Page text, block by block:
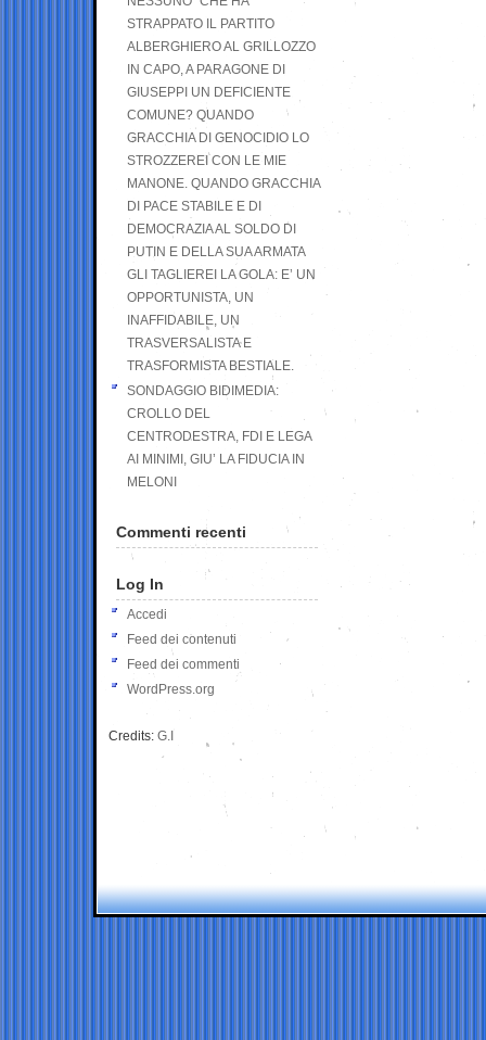
STRAPPATO IL PARTITO
ALBERGHIERO AL GRILLOZZO
IN CAPO, A PARAGONE DI
GIUSEPPI UN DEFICIENTE
COMUNE? QUANDO
GRACCHIA DI GENOCIDIO LO
STROZZEREI CON LE MIE
MANONE. QUANDO GRACCHIA
DI PACE STABILE E DI
DEMOCRAZIA AL SOLDO DI
PUTIN E DELLA SUA ARMATA
GLI TAGLIEREI LA GOLA: E’ UN
OPPORTUNISTA, UN
INAFFIDABILE, UN
TRASVERSALISTA E
TRASFORMISTA BESTIALE.
SONDAGGIO BIDIMEDIA:
CROLLO DEL
CENTRODESTRA, FDI E LEGA
AI MINIMI, GIU’ LA FIDUCIA IN
MELONI
Commenti recenti
Log In
Accedi
Feed dei contenuti
Feed dei commenti
WordPress.org
Credits: G.I